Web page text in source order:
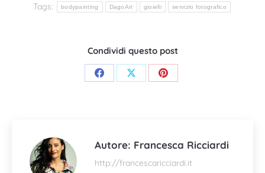
Tags:
bodypainting DagoArt gioielli servizio fotografico
Condividi questo post
CondividiCondividiCondividi
Autore: Francesca Ricciardi
http://francescaricciardi.it